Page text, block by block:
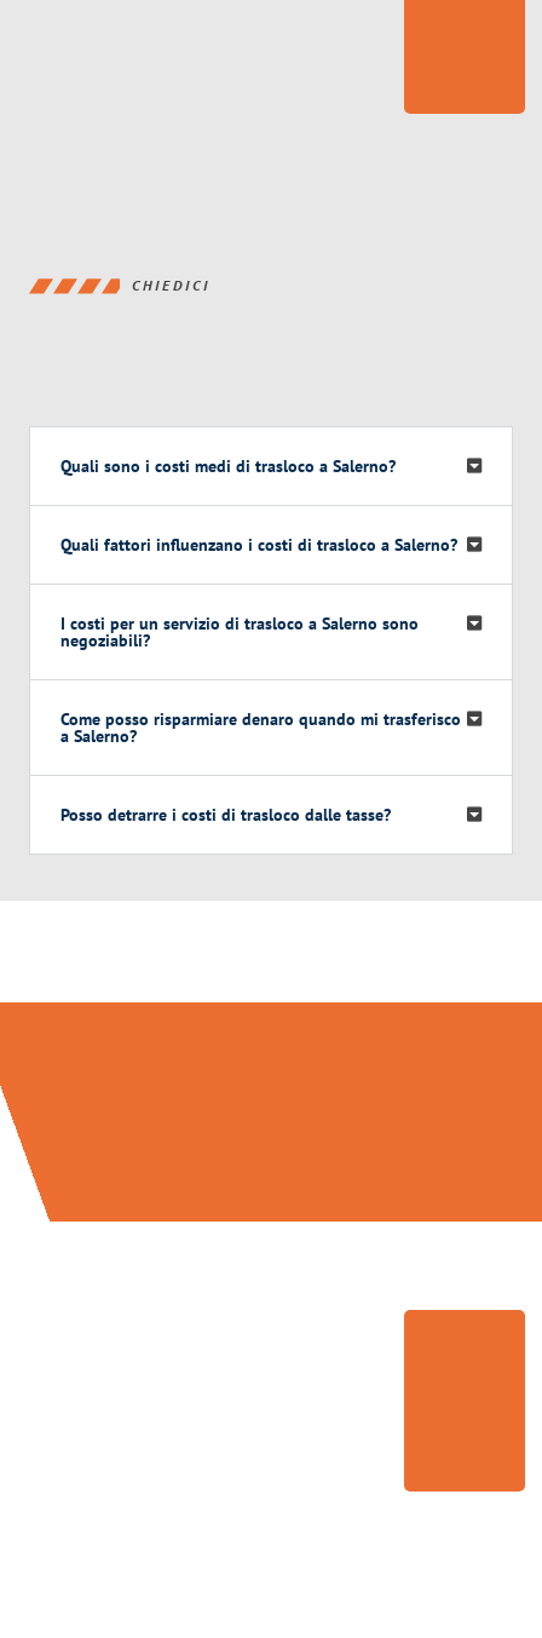
CHIEDICI
Quali sono i costi medi di trasloco a Salerno?
Quali fattori influenzano i costi di trasloco a Salerno?
I costi per un servizio di trasloco a Salerno sono
negoziabili?
Come posso risparmiare denaro quando mi trasferisco
a Salerno?
Posso detrarre i costi di trasloco dalle tasse?